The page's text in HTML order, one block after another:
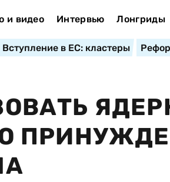
и видео Интервью Лонгриды
Вступление в ЕС: кластеры